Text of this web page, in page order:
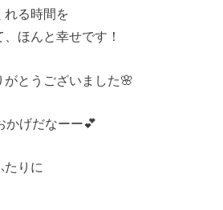
れる時間を
ほんと幸せです！
とうございました🌸
かげだなーー💕
たりに